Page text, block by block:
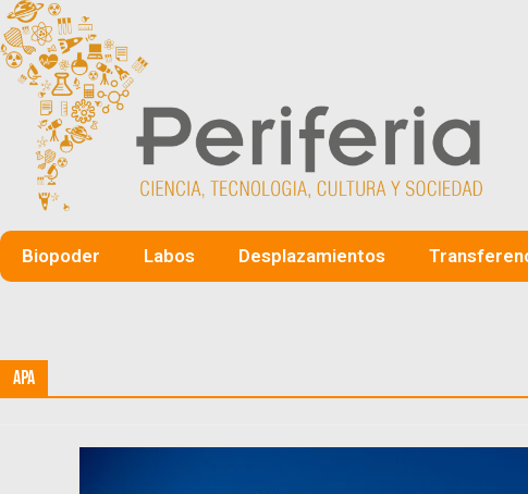
Biopoder Labos Desplazamientos
APA